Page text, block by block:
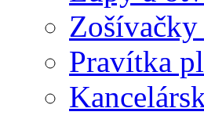
Pravítka